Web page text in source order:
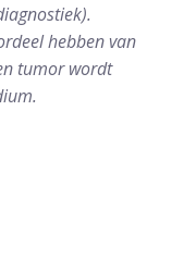
hebben van
tumor wordt